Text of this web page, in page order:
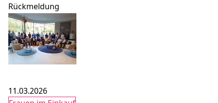
Rückmeldung
11.03.2026